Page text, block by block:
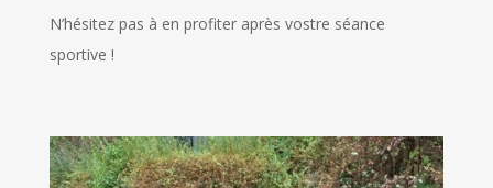
N’hésitez pas à en profiter après vostre séance
sportive !